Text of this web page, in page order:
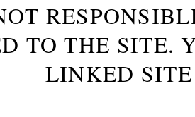
TO THE SITE.
LINKED